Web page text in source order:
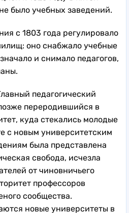
было учебных заведений.
с 1803 года регулировало
оно снабжало учебные
и снимало педагогов,
педагогический
переродившийся в
куда стекались молодые
с новым университетским
была представлена
свобода, исчезла
от чиновничьего
профессоров
сообщества.
новые университеты в